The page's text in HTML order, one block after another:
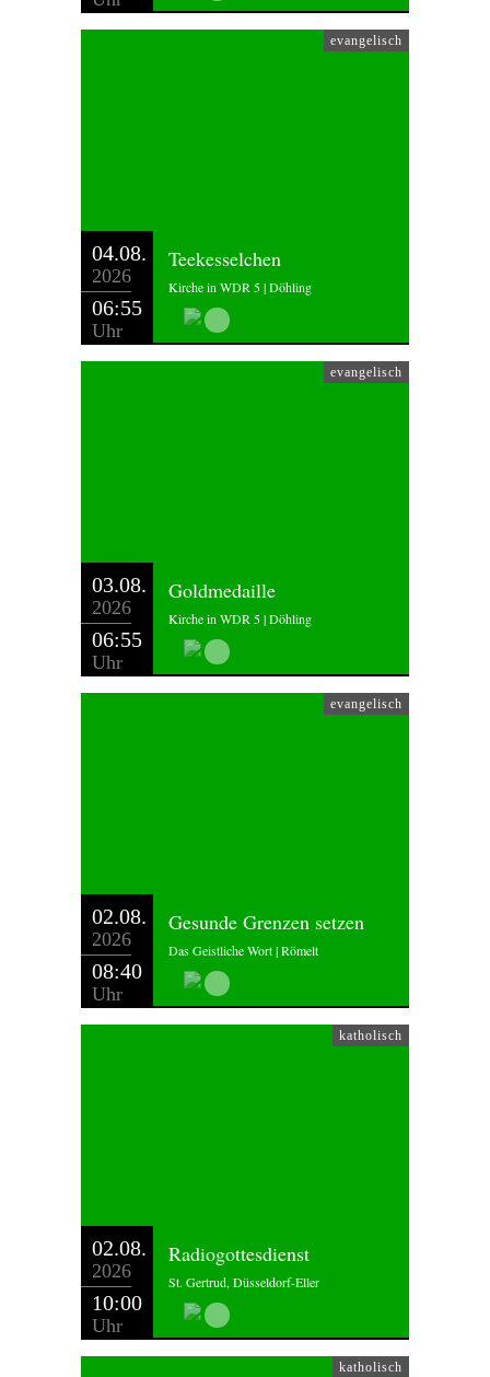
evangelisch
04.08.
2026
06:55
Uhr
Teekesselchen
Kirche in WDR 5 | Döhling
evangelisch
03.08.
2026
06:55
Uhr
Goldmedaille
Kirche in WDR 5 | Döhling
evangelisch
02.08.
2026
08:40
Uhr
Gesunde Grenzen setzen
Das Geistliche Wort | Römelt
katholisch
02.08.
2026
10:00
Uhr
Radiogottesdienst
St. Gertrud, Düsseldorf-Eller
katholisch